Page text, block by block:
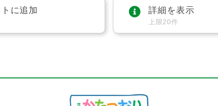
に追加 詳細を表示
上限20件